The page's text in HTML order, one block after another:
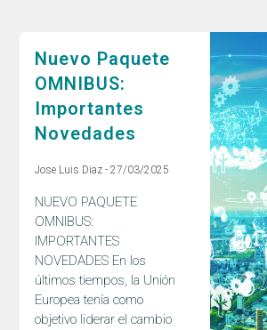
Nuevo Paquete
OMNIBUS:
Importantes
Novedades
Jose Luis Diaz 27/03/2025
NUEVO PAQUETE
OMNIBUS:
IMPORTANTES
NOVEDADES En los
últimos tiempos, la Unión
Europea tenía como
objetivo liderar el cambio